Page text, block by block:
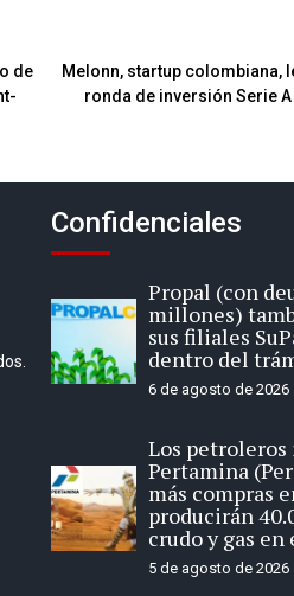
de
Melonn, startup colombiana,
ronda de inversión Serie
Confidenciales
Propal (con
millones)
sus filiales
dentro del
6 de agosto de 2026
Los petroleros
Pertamina
más compras
producirán
crudo y gas en
5 de agosto de 2026